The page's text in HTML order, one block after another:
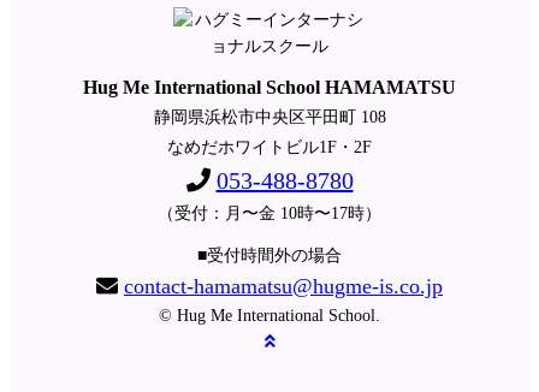
Hug Me International School HAMAMATSU
静岡県浜松市中央区平田町 108
なめだホワイトビル1F・2F
053-488-8780
（受付：月〜金 10時〜17時）
■受付時間外の場合
contact-hamamatsu@hugme-is.co.jp
© Hug Me International School.